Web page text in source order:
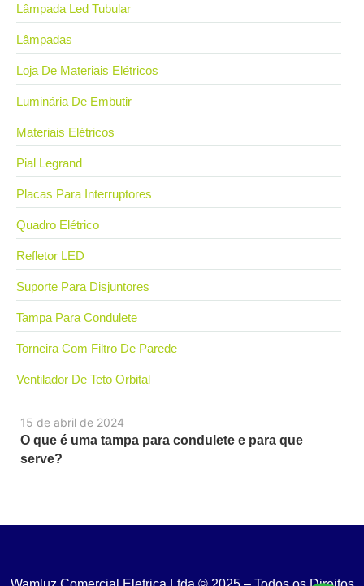
15 de abril de 2024
O que é uma tampa para condulete e para que
serve?
Lâmpada Led Tubular
Lâmpadas
Loja De Materiais Elétricos
Luminária De Embutir
Materiais Elétricos
Pial Legrand
Placas Para Interruptores
Quadro Elétrico
Refletor LED
Suporte Para Disjuntores
Tampa Para Condulete
Torneira Com Filtro De Parede
Ventilador De Teto Orbital